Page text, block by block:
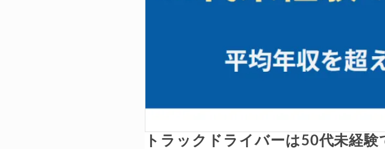
トラックドライバーは50代未経